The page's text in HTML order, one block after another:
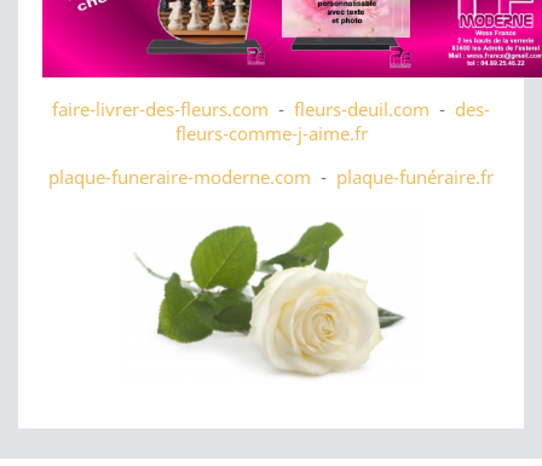
faire-livrer-des-fleurs.com - fleurs-deuil.com - des-
fleurs-comme-j-aime.fr
plaque-funeraire-moderne.com - plaque-funéraire.fr